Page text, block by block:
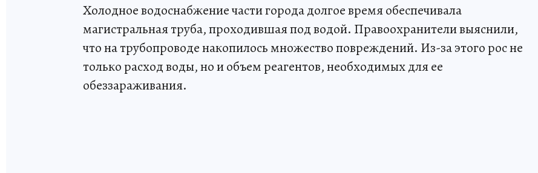
Холодное водоснабжение части города долгое время обеспечивала
магистральная труба, проходившая под водой. Правоохранители выяснили,
что на трубопроводе накопилось множество повреждений. Из-за этого рос не
только расход воды, но и объем реагентов, необходимых для ее
обеззараживания.